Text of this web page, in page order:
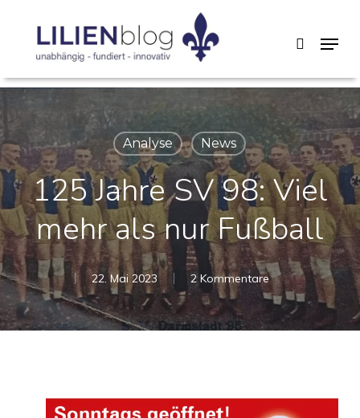
content
search
Menu
Analyse News
125 Jahre SV 98: Viel
mehr als nur Fußball
22. Mai 2023 2 Kommentare